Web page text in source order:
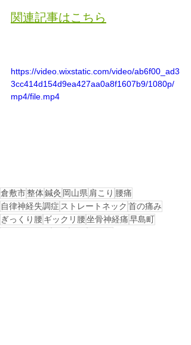
関連記事はこちら
https://video.wixstatic.com/video/ab6f00_ad3
3cc414d154d9ea427aa0a8f1607b9/1080p/
mp4/file.mp4
倉敷市整体鍼灸 岡山県 肩こり 腰痛
自律神経失調症 ストレートネック 首の痛み
ぎっくり腰ギックリ腰坐骨神経痛早島町